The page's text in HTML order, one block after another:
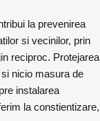
la prevenirea
si vecinilor, prin
reciproc. Protejarea
nicio masura de
instalarea
la constientizare,